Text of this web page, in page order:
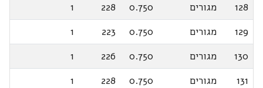
128
מגורים 0.750
228
1
129
מגורים 0.750
223
1
130
מגורים 0.750
226
1
131
מגורים 0.750
228
1